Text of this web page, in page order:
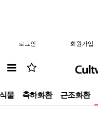
로그인 회원가입
물 축하화환 근조화환